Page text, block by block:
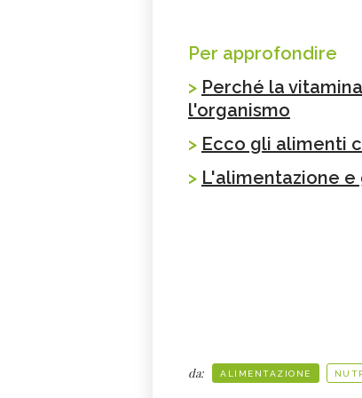
Per approfondire
> Perché la
l'organismo
> Ecco gli alimenti
> L'alimentazione e
da: ALIMENTAZIONE